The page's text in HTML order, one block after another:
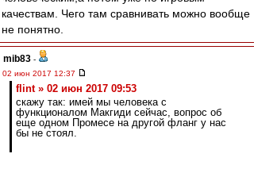
качествам. Чего там сравнивать можно вообще
не понятно.
mib83 -
02 июн 2017 12:37
flint » 02 июн 2017 09:53
скажу так: имей мы человека с
функционалом Макгиди сейчас, вопрос об
еще одном Промесе на другой фланг у нас
бы не стоял.